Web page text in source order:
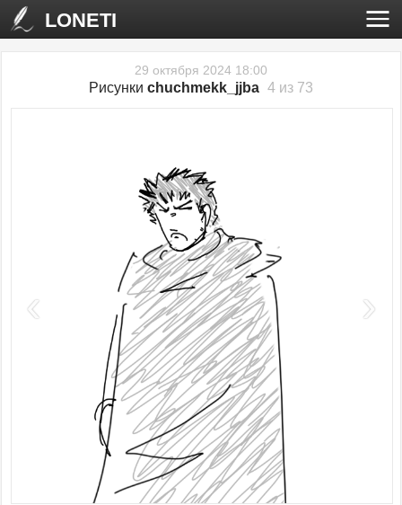
LONETI
29 октября 2024 18:00
Рисунки chuchmekk_jjba 4 из 73
‹ ›